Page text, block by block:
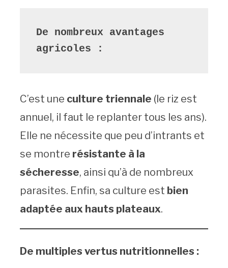
De nombreux avantages
agricoles :
C’est une culture triennale (le riz est
annuel, il faut le replanter tous les ans).
Elle ne nécessite que peu d’intrants et
se montre résistante à la
sécheresse, ainsi qu’à de nombreux
parasites. Enfin, sa culture est bien
adaptée aux hauts plateaux.
De multiples vertus nutritionnelles :